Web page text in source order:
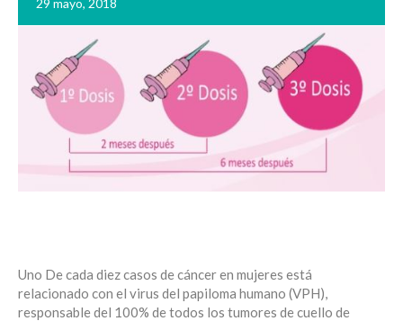
29 mayo, 2018
Uno De cada diez casos de cáncer en mujeres está
relacionado con el virus del papiloma humano (VPH),
responsable del 100% de todos los tumores de cuello de